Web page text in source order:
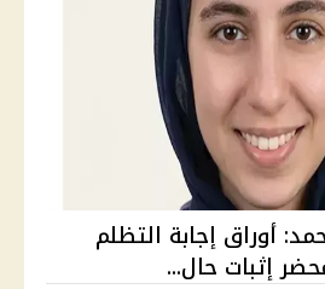
ريم محمد: أوراق إجابة التظلم
إثبات حال...